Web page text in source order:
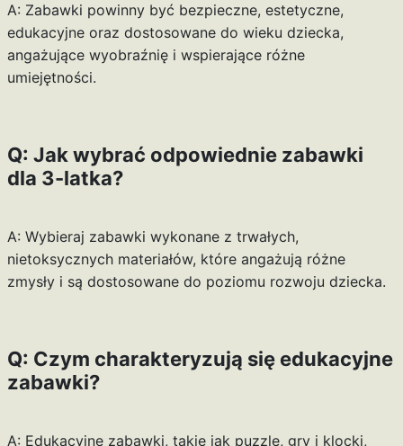
A: Zabawki powinny być bezpieczne, estetyczne,
edukacyjne oraz dostosowane do wieku dziecka,
angażujące wyobraźnię i wspierające różne
umiejętności.
Q: Jak wybrać odpowiednie zabawki
dla 3-latka?
A: Wybieraj zabawki wykonane z trwałych,
nietoksycznych materiałów, które angażują różne
zmysły i są dostosowane do poziomu rozwoju dziecka.
Q: Czym charakteryzują się edukacyjne
zabawki?
A: Edukacyjne zabawki, takie jak puzzle, gry i klocki,